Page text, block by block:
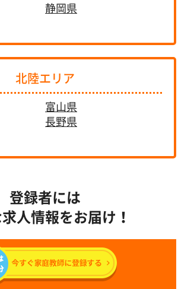
静岡県
北陸エリア
富山県
長野県
登録者には
人情報をお届け！